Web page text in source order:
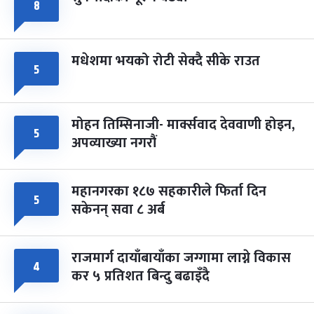
८
५ मधेशमा भयको रोटी सेक्दै सीके राउत
५ मोहन तिम्सिनाजी- मार्क्सवाद देववाणी होइन,
अपव्याख्या नगरौं
५ महानगरका १८७ सहकारीले फिर्ता दिन
सकेनन् सवा ८ अर्ब
४ राजमार्ग दायाँबायाँका जग्गामा लाग्ने विकास
कर ५ प्रतिशत बिन्दु बढाइँदै